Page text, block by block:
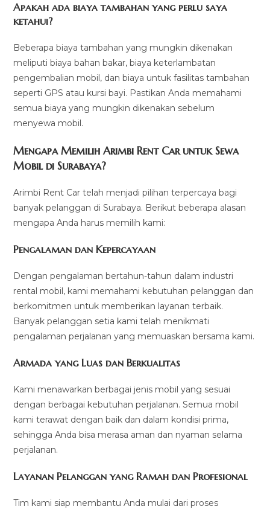
Apakah ada biaya tambahan yang perlu saya
ketahui?
Beberapa biaya tambahan yang mungkin dikenakan
meliputi biaya bahan bakar, biaya keterlambatan
pengembalian mobil, dan biaya untuk fasilitas tambahan
seperti GPS atau kursi bayi. Pastikan Anda memahami
semua biaya yang mungkin dikenakan sebelum
menyewa mobil.
Mengapa Memilih Arimbi Rent Car untuk Sewa
Mobil di Surabaya?
Arimbi Rent Car telah menjadi pilihan terpercaya bagi
banyak pelanggan di Surabaya. Berikut beberapa alasan
mengapa Anda harus memilih kami:
Pengalaman dan Kepercayaan
Dengan pengalaman bertahun-tahun dalam industri
rental mobil, kami memahami kebutuhan pelanggan dan
berkomitmen untuk memberikan layanan terbaik.
Banyak pelanggan setia kami telah menikmati
pengalaman perjalanan yang memuaskan bersama kami.
Armada yang Luas dan Berkualitas
Kami menawarkan berbagai jenis mobil yang sesuai
dengan berbagai kebutuhan perjalanan. Semua mobil
kami terawat dengan baik dan dalam kondisi prima,
sehingga Anda bisa merasa aman dan nyaman selama
perjalanan.
Layanan Pelanggan yang Ramah dan Profesional
Tim kami siap membantu Anda mulai dari proses